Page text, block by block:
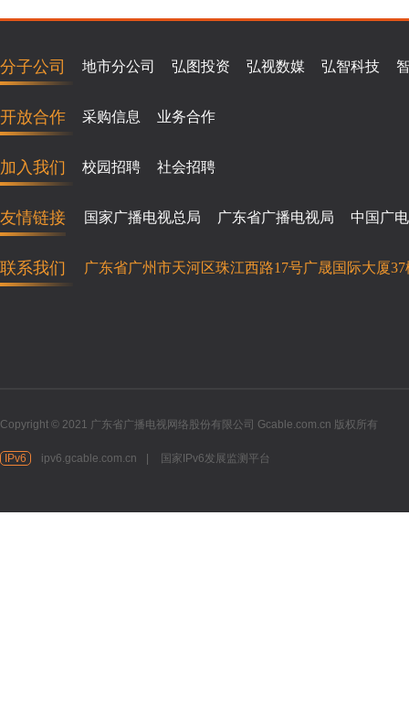
分子公司 地市分公司 弘图投资 弘视数媒 弘智科技
开放合作 采购信息 业务合作
加入我们 校园招聘 社会招聘
友情链接 国家广播电视总局 广东省广播电视局 中国广电
联系我们 广东省广州市天河区珠江西路17号广晟国际大厦37
Copyright © 2021 广东省广播电视网络股份有限公司 Gcable.com.cn 版权所有
IPv6 ipv6.gcable.com.cn | 国家IPv6发展监测平台